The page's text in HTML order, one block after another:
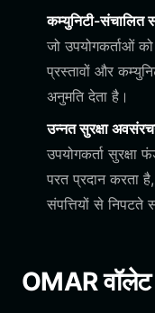
कम्युनिटी-संचालित
जो उपयोगकर्ताओं
प्रस्तावों और
अनुमति देता है।
उन्नत सुरक्षा
उपयोगकर्ता
परत प्रदान करता
संपत्तियों से
OMAR